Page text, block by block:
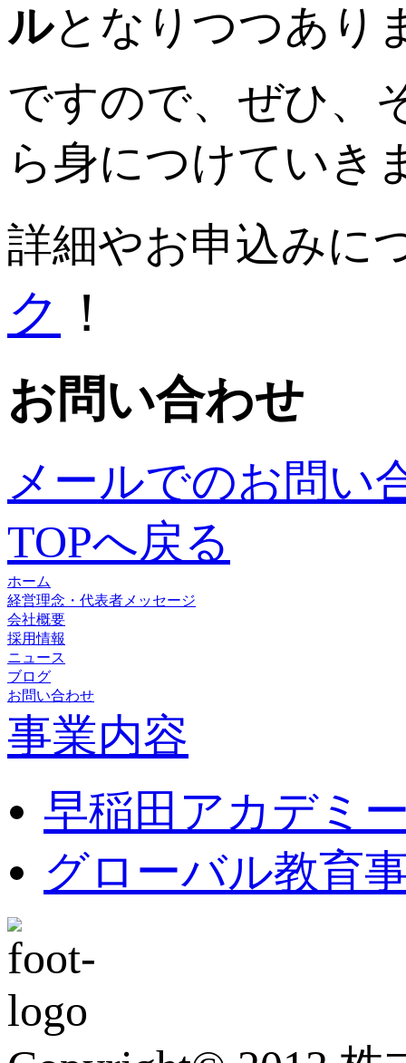
ルとなりつつあり
ですので、ぜひ、
ら身につけていき
詳細やお申込み
ク ！
お問い合わせ
メールでのお問い
TOPへ戻る
ホーム
経営理念・代表者メッセージ
会社概要
採用情報
ニュース
ブログ
お問い合わせ
事業内容
早稲田アカデミ
グローバル教育